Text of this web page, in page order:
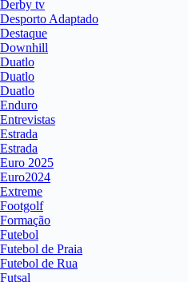
Derby tv
Desporto Adaptado
Destaque
Downhill
Duatlo
Duatlo
Duatlo
Enduro
Entrevistas
Estrada
Estrada
Euro 2025
Euro2024
Extreme
Footgolf
Formação
Futebol
Futebol de Praia
Futebol de Rua
Futsal